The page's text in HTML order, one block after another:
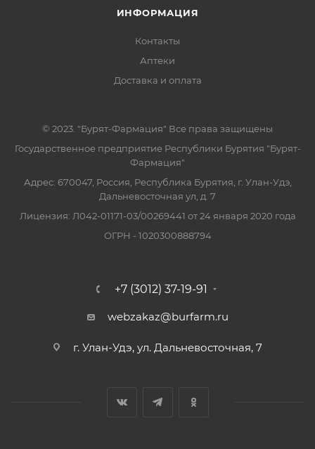
ИНФОРМАЦИЯ
Контакты
Аптеки
Доставка и оплата
© 2023. "Бурят-Фармация" Все права защищены
Государственное предприятие Республики Бурятия "Бурят-
Фармация"
Адрес: 670047, Россия, Республика Бурятия, г. Улан-Удэ,
Дальневосточная ул, д. 7
Лицензия: Л042-01171-03/00269441 от 24 января 2020 года
ОГРН - 1020300888794
+7 (3012) 37-19-91
webzakaz@burfarm.ru
г. Улан-Удэ, ул. Дальневосточная, 7